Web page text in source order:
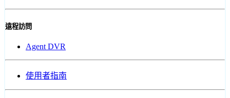
遠程訪問
Agent DVR
使用者指南